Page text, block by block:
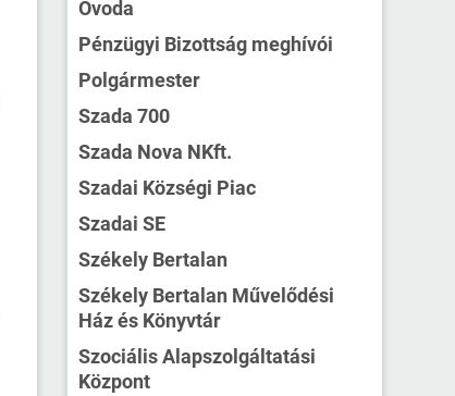
Óvoda
Pénzügyi Bizottság meghívói
Polgármester
Szada 700
Szada Nova NKft.
Szadai Községi Piac
Szadai SE
Székely Bertalan
Székely Bertalan Művelődési
Ház és Könyvtár
Szociális Alapszolgáltatási
Központ